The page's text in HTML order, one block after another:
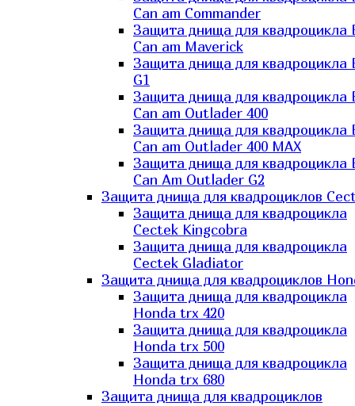
Can am Commander
Защита днища для квадроцикла
Can am Maverick
Защита днища для квадроцикла
G1
Защита днища для квадроцикла
Can am Outlader 400
Защита днища для квадроцикла
Can am Outlader 400 MAX
Защита днища для квадроцикла
Can Аm Outlader G2
Защита днища для квадроциклов
Защита днища для квадроцикла
Cectek Kingcobra
Защита днища для квадроцикла
Cectek Gladiator
Защита днища для квадроциклов
Защита днища для квадроцикла
Honda trx 420
Защита днища для квадроцикла
Honda trx 500
Защита днища для квадроцикла
Honda trx 680
Защита днища для квадроциклов